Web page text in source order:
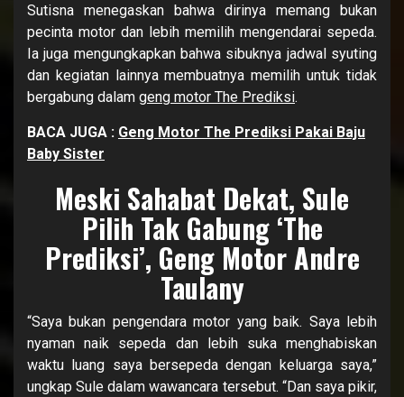
Sutisna menegaskan bahwa dirinya memang bukan
pecinta motor dan lebih memilih mengendarai sepeda.
Ia juga mengungkapkan bahwa sibuknya jadwal syuting
dan kegiatan lainnya membuatnya memilih untuk tidak
bergabung dalam geng motor The Prediksi.
BACA JUGA : Geng Motor The Prediksi Pakai Baju
Baby Sister
Meski Sahabat Dekat, Sule
Pilih Tak Gabung ‘The
Prediksi’, Geng Motor Andre
Taulany
“Saya bukan pengendara motor yang baik. Saya lebih
nyaman naik sepeda dan lebih suka menghabiskan
waktu luang saya bersepeda dengan keluarga saya,”
ungkap Sule dalam wawancara tersebut. “Dan saya pikir,